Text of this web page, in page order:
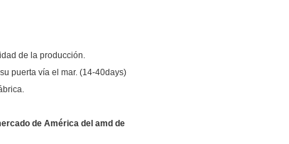
de la producción.
puerta vía el mar. (14-40days)
de América del amd de